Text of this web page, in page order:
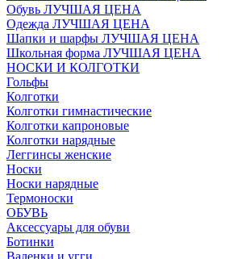
Обувь ЛУЧШАЯ ЦЕНА
Одежда ЛУЧШАЯ ЦЕНА
Шапки и шарфы ЛУЧШАЯ ЦЕНА
Школьная форма ЛУЧШАЯ ЦЕНА
НОСКИ И КОЛГОТКИ
Гольфы
Колготки
Колготки гимнастические
Колготки капроновые
Колготки нарядные
Леггинсы женские
Носки
Носки нарядные
Термоноски
ОБУВЬ
Аксессуары для обуви
Ботинки
Валенки и угги